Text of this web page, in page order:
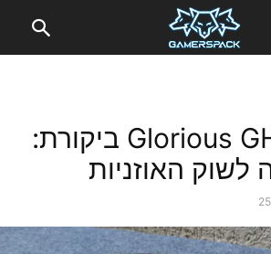
Glorious GHS Eternal ביקורת:
לשוק האוזניות